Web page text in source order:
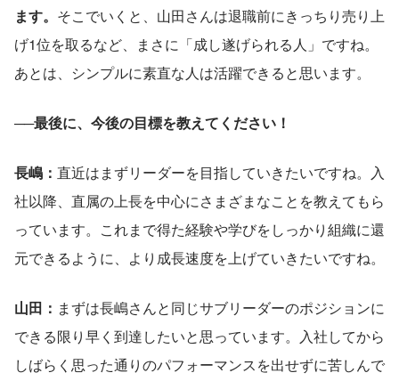
ます。 そこでいくと、山田さんは退職前にきっちり売り上
げ1位を取るなど、まさに「成し遂げられる人」ですね。
あとは、シンプルに素直な人は活躍できると思います。
──最後に、今後の目標を教えてください！
長嶋： 直近はまずリーダーを目指していきたいですね。入
社以降、直属の上長を中心にさまざまなことを教えてもら
っています。これまで得た経験や学びをしっかり組織に還
元できるように、より成長速度を上げていきたいですね。
山田： まずは長嶋さんと同じサブリーダーのポジションに
できる限り早く到達したいと思っています。入社してから
しばらく思った通りのパフォーマンスを出せずに苦しんで